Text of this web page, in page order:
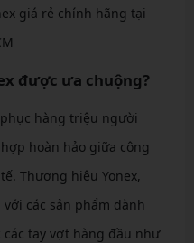
giá rẻ chính hãng tại
được ưa chuộng?
hàng triệu người
hoàn hảo giữa công
Thương hiệu Yonex,
các sản phẩm dành
tay vợt hàng đầu như